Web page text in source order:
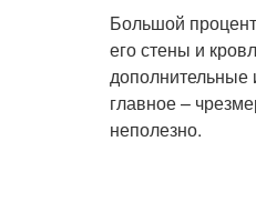
Большой
его стены и
дополнительные
главное –
неполезно.